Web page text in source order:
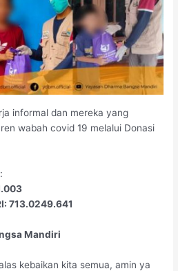
informal dan mereka yang
wabah covid 19 melalui Donasi
:
713.0249.641
Mandiri
kebaikan kita semua, amin ya